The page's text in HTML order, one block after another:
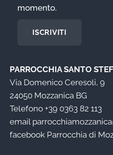
momento.
ISCRIVITI
PARROCCHIA SANTO
Via Domenico Ceresoli, 9
24050 Mozzanica BG
Telefono +39 0363 82 113
email
facebook Parrocchia di